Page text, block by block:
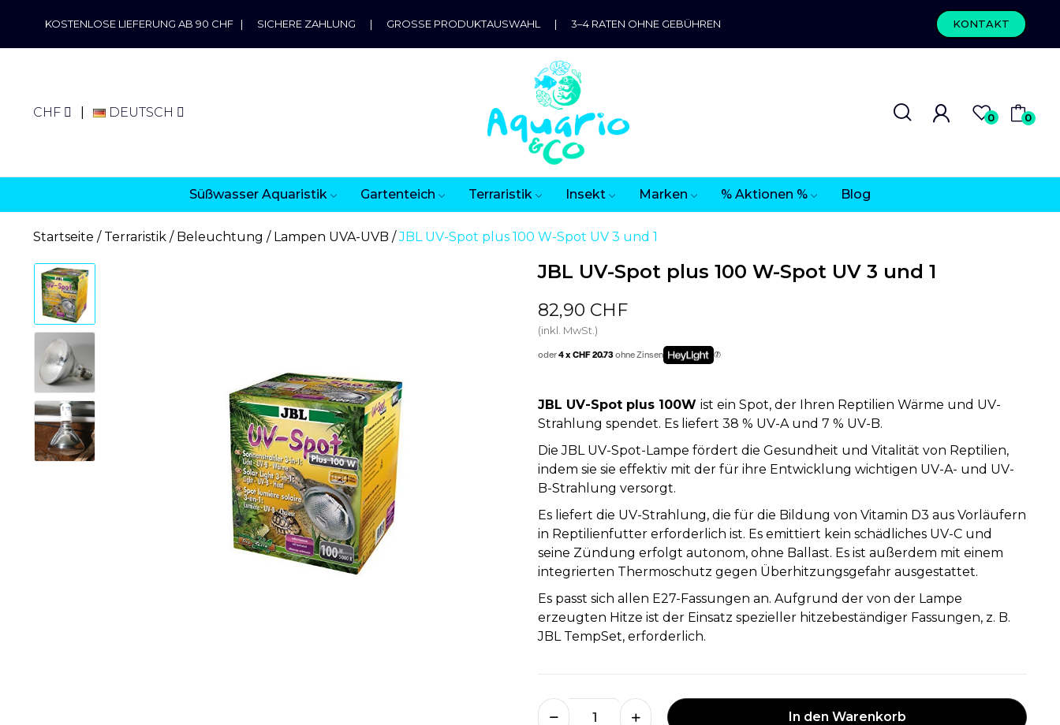
KOSTENLOSE LIEFERUNG AB 90 CHF | SICHERE ZAHLUNG | GROSSE PRODUKTAUSWAHL | 3–4 RATEN OHNE GEBÜHREN KONTAKT
CHF DEUTSCH 0 0
Süßwasser Aquaristik Gartenteich Terraristik Insekt Marken % Aktionen % Blog
Startseite Terraristik Beleuchtung Lampen UVA-UVB JBL UV-Spot plus 100 W-Spot UV 3 und 1
JBL UV-Spot plus 100 W-Spot UV 3 und 1
82,90 CHF
(inkl. MwSt.)
oder4 x CHF 20.73ohne Zinsen
JBL UV-Spot plus 100W ist ein Spot, der Ihren Reptilien Wärme und UV-
Strahlung spendet. Es liefert 38 % UV-A und 7 % UV-B.
Die JBL UV-Spot-Lampe fördert die Gesundheit und Vitalität von Reptilien,
indem sie sie effektiv mit der für ihre Entwicklung wichtigen UV-A- und UV-
B-Strahlung versorgt.
Es liefert die UV-Strahlung, die für die Bildung von Vitamin D3 aus Vorläufern
in Reptilienfutter erforderlich ist. Es emittiert kein schädliches UV-C und
seine Zündung erfolgt autonom, ohne Ballast. Es ist außerdem mit einem
integrierten Thermoschutz gegen Überhitzungsgefahr ausgestattet.
Es passt sich allen E27-Fassungen an. Aufgrund der von der Lampe
erzeugten Hitze ist der Einsatz spezieller hitzebeständiger Fassungen, z. B.
JBL TempSet, erforderlich.
In den Warenkorb